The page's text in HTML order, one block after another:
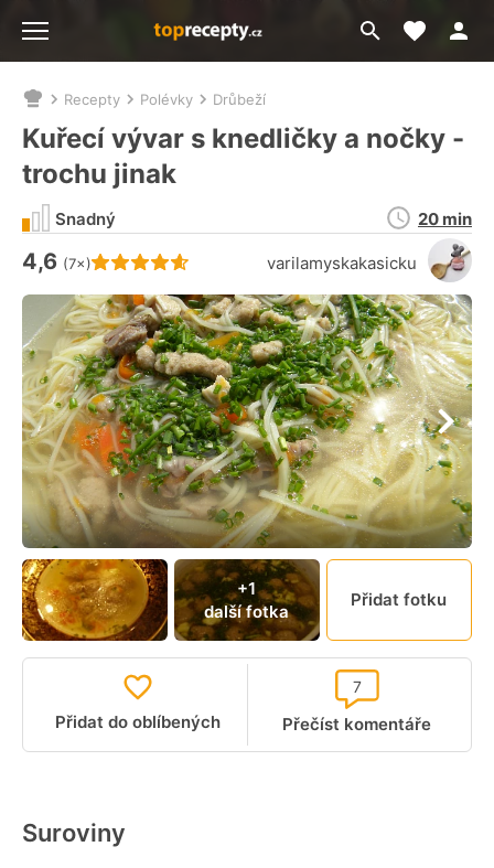
Přejít
na
Moje
Nacházíte
se
zde:
Recepty Polévky Drůbeží
Kuřecí vývar s knedličky a nočky -
trochu jinak
Hodnocení receptu je
4,6 (7×) varilamyskakasicku
Snadný
Doba
přípravy
20 min
+1
další fotka
Přidat fotku
Přidat do oblíbených Přečíst komentáře
7
Suroviny